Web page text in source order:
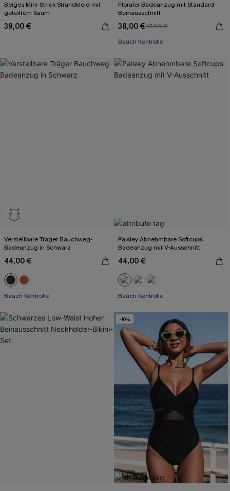
Beiges Mini-Strick-Strandkleid mit
geteiltem Saum
39,00 €
Floraler Badeanzug mit Standard-
Beinausschnitt
38,00 €47,00 €
Bauch Kontrolle
Verstellbare Träger Bauchweg-
Badeanzug in Schwarz
44,00 €
Bauch Kontrolle
Paisley Abnehmbare Softcups
Badeanzug mit V-Ausschnitt
44,00 €
Bauch Kontrolle
-10%